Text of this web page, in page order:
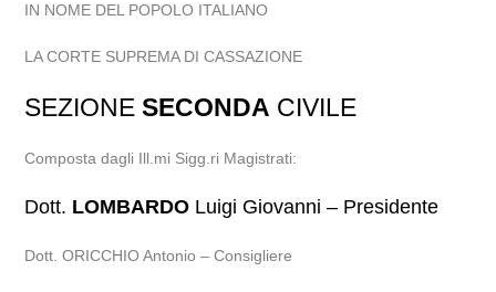
IN NOME DEL POPOLO ITALIANO
LA CORTE SUPREMA DI CASSAZIONE
SEZIONESECONDA CIVILE
Composta dagli Ill.mi Sigg.ri Magistrati:
Dott. LOMBARDO Luigi Giovanni – Presidente
Dott. ORICCHIO Antonio – Consigliere